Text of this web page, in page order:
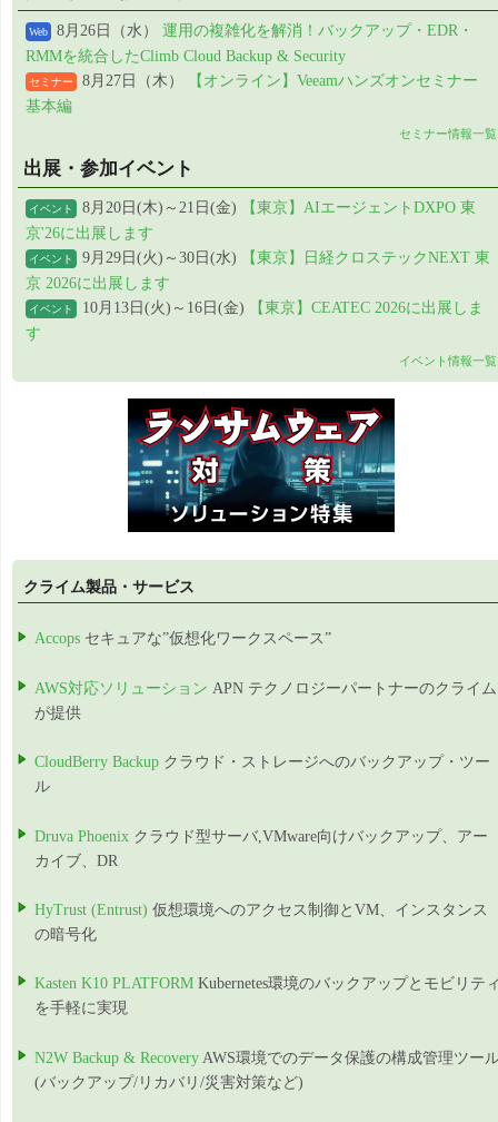
Web 8月26日（水） 運用の複雑化を解消！バックアップ・EDR・
RMMを統合したClimb Cloud Backup & Security
セミナー 8月27日（木）
【オンライン】Veeamハンズオンセミナー
基本編
セミナー情報一覧
出展・参加イベント
イベント 8月20日(木)～21日(金)
【東京】AIエージェントDXPO 東
京'26に出展します
イベント 9月29日(火)～30日(水)
【東京】日経クロステックNEXT 東
京 2026に出展します
イベント 10月13日(火)～16日(金)
【東京】CEATEC 2026に出展しま
す
イベント情報一覧
クライム製品・サービス
Accops セキュアな”仮想化ワークスペース”
AWS対応ソリューション APN テクノロジーパートナーのクライム
が提供
CloudBerry Backup クラウド・ストレージへのバックアップ・ツー
ル
Druva Phoenix クラウド型サーバ,VMware向けバックアップ、アー
カイブ、DR
HyTrust (Entrust) 仮想環境へのアクセス制御とVM、インスタンス
の暗号化
Kasten K10 PLATFORM Kubernetes環境のバックアップとモビリテ
を手軽に実現
N2W Backup & Recovery AWS環境でのデータ保護の構成管理ツー
(バックアップ/リカバリ/災害対策など)